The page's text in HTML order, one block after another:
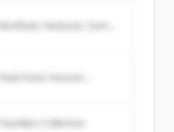
trial credits to
Account
Northstar Ventures, Summit
Peak Fund, Horizon
Founders Collective